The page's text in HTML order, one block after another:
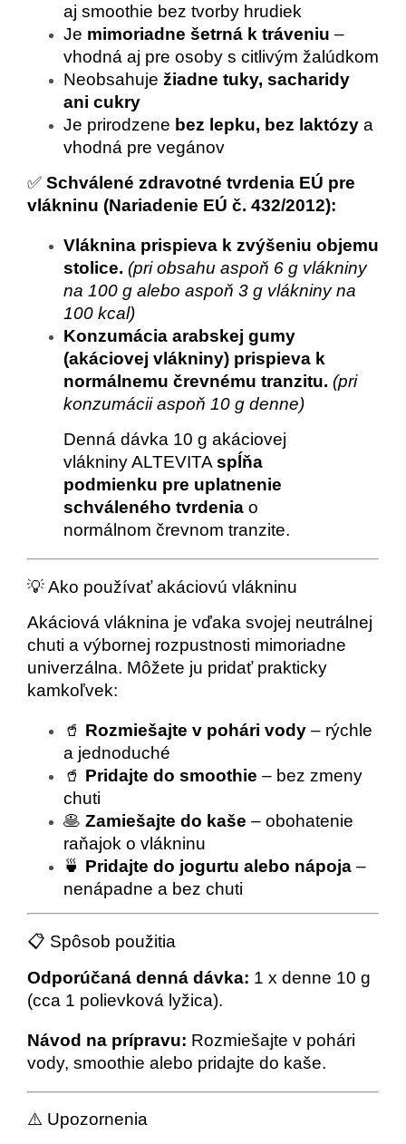
aj smoothie bez tvorby hrudiek
Je mimoriadne šetrná k tráveniu –
vhodná aj pre osoby s citlivým žalúdkom
Neobsahuje žiadne tuky, sacharidy
ani cukry
Je prirodzene bez lepku, bez laktózy a
vhodná pre vegánov
✅ Schválené zdravotné tvrdenia EÚ pre
vlákninu (Nariadenie EÚ č. 432/2012):
Vláknina prispieva k zvýšeniu objemu
stolice. (pri obsahu aspoň 6 g vlákniny
na 100 g alebo aspoň 3 g vlákniny na
100 kcal)
Konzumácia arabskej gumy
(akáciovej vlákniny) prispieva k
normálnemu črevnému tranzitu. (pri
konzumácii aspoň 10 g denne)
Denná dávka 10 g akáciovej
vlákniny ALTEVITAspĺňa
podmienku pre uplatnenie
schváleného tvrdenia o
normálnom črevnom tranzite.
💡 Ako používať akáciovú vlákninu
Akáciová vláknina je vďaka svojej neutrálnej
chuti a výbornej rozpustnosti mimoriadne
univerzálna. Môžete ju pridať prakticky
kamkoľvek:
🥤 Rozmiešajte v pohári vody – rýchle
a jednoduché
🥤 Pridajte do smoothie – bez zmeny
chuti
🥞 Zamiešajte do kaše – obohatenie
raňajok o vlákninu
🍵 Pridajte do jogurtu alebo nápoja –
nenápadne a bez chuti
📋 Spôsob použitia
Odporúčaná denná dávka: 1 x denne 10 g
(cca 1 polievková lyžica).
Návod na prípravu: Rozmiešajte v pohári
vody, smoothie alebo pridajte do kaše.
⚠️ Upozornenia